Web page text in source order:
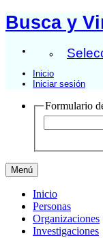
Busca y
Inicio
Iniciar sesión
Formulario
Menú
Inicio
Personas
Organizaciones
Investigaciones